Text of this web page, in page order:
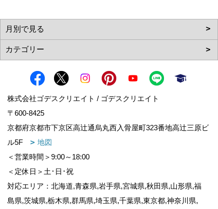
株式会社ゴデスクリエイト / ゴデスクリエイト
〒600-8425
京都府京都市下京区高辻通烏丸西入骨屋町323番地高辻三原ビ
ル5F
地図
＜営業時間＞9:00～18:00
＜定休日＞土･日･祝
対応エリア：北海道,青森県,岩手県,宮城県,秋田県,山形県,福
島県,茨城県,栃木県,群馬県,埼玉県,千葉県,東京都,神奈川県,